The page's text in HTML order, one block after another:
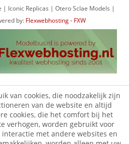
| Iconic Replicas | Otero Sclae Models |
by: Flexwebhosting - FXW
van cookies, die noodzakelijk zijn
van de website en altijd
cookies, die het comfort bij het
verhogen, worden gebruikt voor
met andere websites en